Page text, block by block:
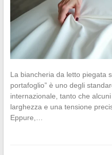
La biancheria da letto piegata
portafoglio” è uno degli
internazionale, tanto che
larghezza e una tensione
Eppure,…